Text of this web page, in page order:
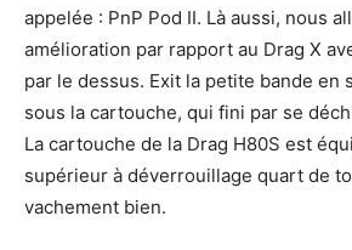
appelée : PnP Pod II. Là aussi, nous
amélioration par rapport au Drag X
par le dessus. Exit la petite bande en
sous la cartouche, qui fini par se
La cartouche de la Drag H80S est
supérieur à déverrouillage quart de
vachement bien.